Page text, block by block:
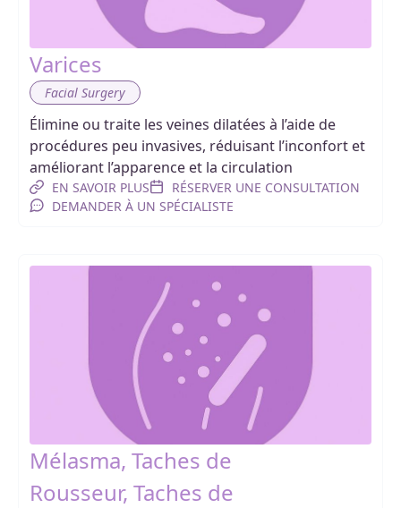
Varices
Facial Surgery
Élimine ou traite les veines dilatées à l’aide de
procédures peu invasives, réduisant l’inconfort et
améliorant l’apparence et la circulation
EN SAVOIR PLUS
RÉSERVER UNE CONSULTATION
DEMANDER À UN SPÉCIALISTE
Mélasma, Taches de
Rousseur, Taches de